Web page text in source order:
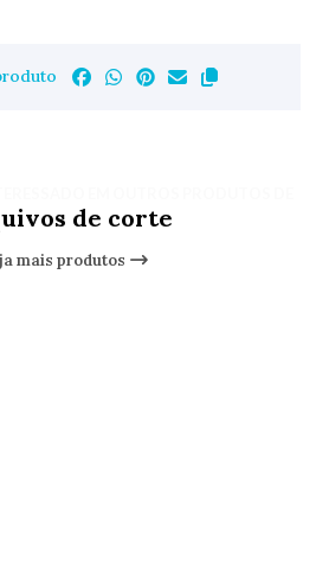
de corte
mais produtos